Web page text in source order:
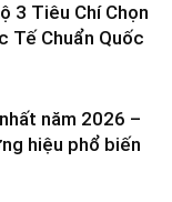
3 Tiêu Chí Chọn
Tế Chuẩn Quốc
năm 2026 –
hiệu phổ biến